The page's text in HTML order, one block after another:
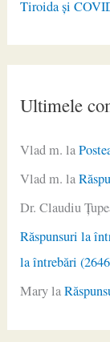
Tiroida și
Ultimele
Vlad m. la
Vlad m. la
Dr. Claudiu
Răspunsuri la
la întrebări
Maryla